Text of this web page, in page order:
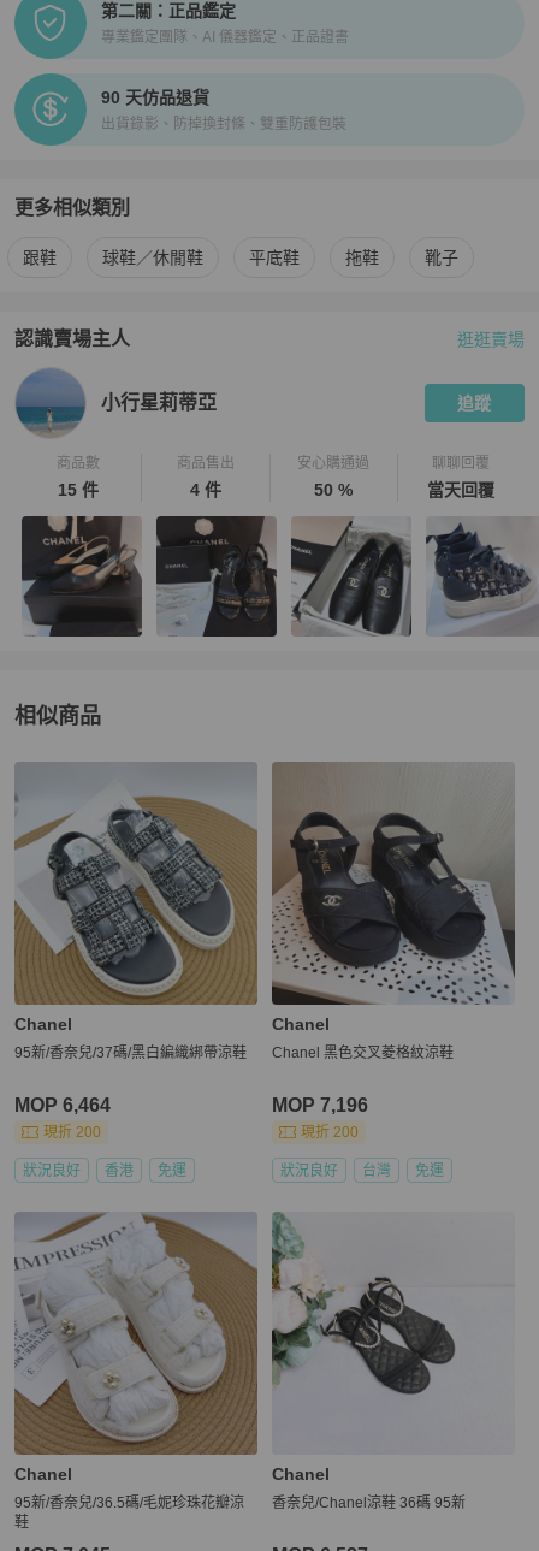
第二關：正品鑑定
專業鑑定團隊、AI 儀器鑑定、正品證書
90 天仿品退貨
出貨錄影、防掉換封條、雙重防護包裝
更多相似類別
更多Chanel 女鞋 相似商品推薦
跟鞋 球鞋／休閒鞋 平底鞋 拖鞋 靴子
認識賣場主人
PopChill 拍拍圈嚴選賣家
逛逛賣場
小行星莉蒂亞 追蹤
商品數
15 件
商品售出
4 件
安心購通過
50 %
聊聊回覆
當天回覆
相似商品
更多相似Chanel女鞋推薦精品
Chanel
95新/香奈兒/37碼/黑白編織綁帶涼鞋
MOP 6,464
現折 200
狀況良好 香港 免運
Chanel
Chanel 黑色交叉菱格紋涼鞋
MOP 7,196
現折 200
狀況良好 台灣 免運
Chanel
95新/香奈兒/36.5碼/毛妮珍珠花瓣涼
鞋
Chanel
香奈兒/Chanel涼鞋 36碼 95新